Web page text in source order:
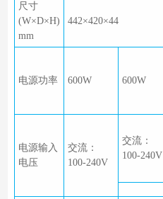
尺寸
(W×D×H)
mm
442×420×44
电源功率 600W 600W
电源输入
电压
交流：
100-240V
交流：
100-240V